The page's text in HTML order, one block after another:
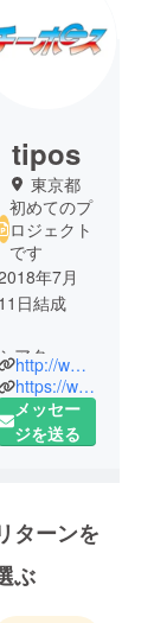
tipos
東京都
初めてのプ
ロジェクト
です
年7月
11日結成
シアター
アーツチー
http://www.facebook.com/you.tipos/
https://www.instagram.com/you.tipos
メッセー
ジを送る
ターンを
ぶ